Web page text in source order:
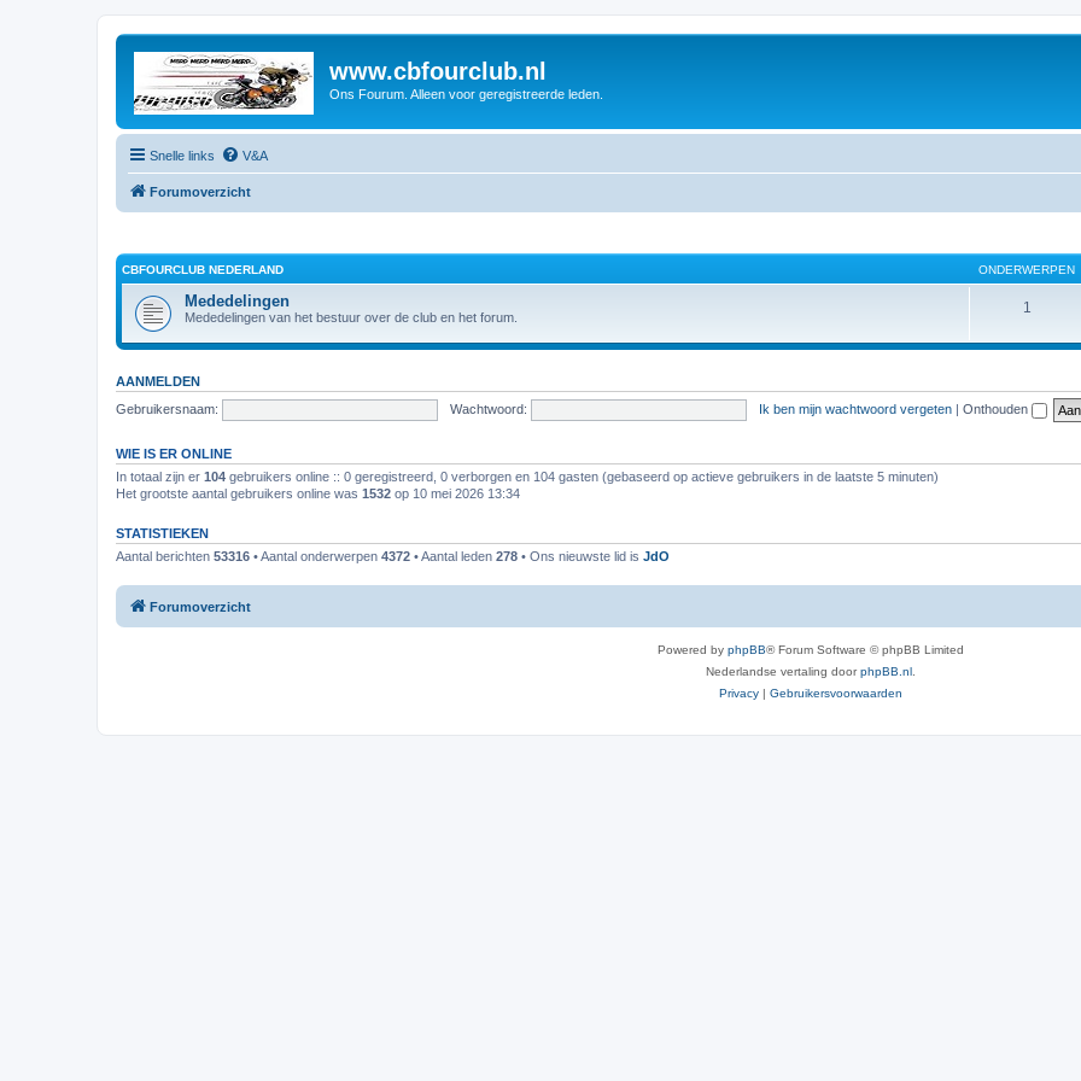
www.cbfourclub.nl
Ons Fourum. Alleen voor geregistreerde leden.
Snelle links V&A
Forumoverzicht
CBFOURCLUB NEDERLAND ONDERWERPEN
Mededelingen
Mededelingen van het bestuur over de club en het forum.
1
AANMELDEN
Gebruikersnaam:
Wachtwoord: Ik ben mijn wachtwoord vergeten | Onthouden
WIE IS ER ONLINE
In totaal zijn er 104 gebruikers online :: 0 geregistreerd, 0 verborgen en 104 gasten (gebaseerd op actieve gebruikers in de laatste 5 minuten)
Het grootste aantal gebruikers online was 1532 op 10 mei 2026 13:34
STATISTIEKEN
Aantal berichten 53316 • Aantal onderwerpen 4372 • Aantal leden 278 • Ons nieuwste lid is JdO
Forumoverzicht
Powered by phpBB® Forum Software © phpBB Limited
Nederlandse vertaling doorphpBB.nl
Privacy | Gebruikersvoorwaarden